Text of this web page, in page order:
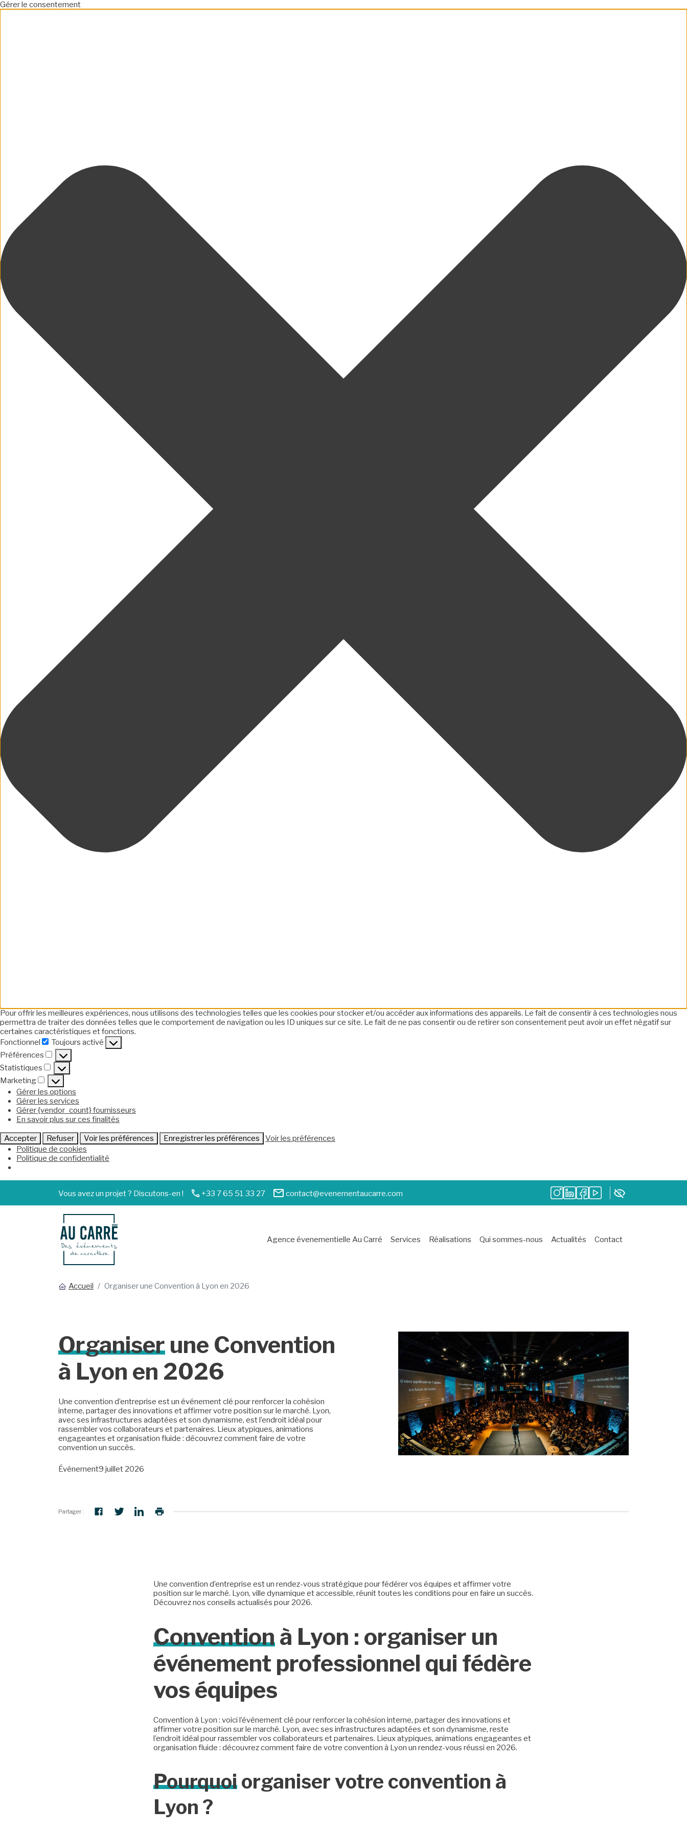
Gérer le consentement
Pour offrir les meilleures expériences, nous utilisons des technologies telles que les cookies pour stocker et/ou accéder aux informations des appareils. Le fait de consentir à ces technologies nous
permettra de traiter des données telles que le comportement de navigation ou les ID uniques sur ce site. Le fait de ne pas consentir ou de retirer son consentement peut avoir un effet négatif sur
certaines caractéristiques et fonctions.
Fonctionnel
Fonctionnel
Toujours activé
Préférences
Préférences
Statistiques
Statistiques
Marketing
Marketing
Gérer les options
Gérer les services
Gérer {vendor_count} fournisseurs
En savoir plus sur ces finalités
Accepter Refuser Voir les préférences Enregistrer les préférences
Voir les préférences
Politique de cookies
Politique de confidentialité
Vous avez un projet ? Discutons-en ! +33 7 65 51 33 27 contact@evenementaucarre.com
Agence évenementielle Au Carré Services Réalisations Qui sommes-nous Actualités Contact
Accueil Organiser une Convention à Lyon en 2026
Organiser une Convention
à Lyon en 2026
Une convention d’entreprise est un événement clé pour renforcer la cohésion
interne, partager des innovations et affirmer votre position sur le marché. Lyon,
avec ses infrastructures adaptées et son dynamisme, est l’endroit idéal pour
rassembler vos collaborateurs et partenaires. Lieux atypiques, animations
engageantes et organisation fluide : découvrez comment faire de votre
convention un succès.
Événement9 juillet 2026
Partager :
Une convention d’entreprise est un rendez-vous stratégique pour fédérer vos équipes et affirmer votre
position sur le marché. Lyon, ville dynamique et accessible, réunit toutes les conditions pour en faire un succès.
Découvrez nos conseils actualisés pour 2026.
Conventionà Lyon : organiser un
événement professionnel qui fédère
vos équipes
Convention à Lyon : voici l’événement clé pour renforcer la cohésion interne, partager des innovations et
affirmer votre position sur le marché. Lyon, avec ses infrastructures adaptées et son dynamisme, reste
l’endroit idéal pour rassembler vos collaborateurs et partenaires. Lieux atypiques, animations engageantes et
organisation fluide : découvrez comment faire de votre convention à Lyon un rendez-vous réussi en 2026.
Pourquoiorganiser votre convention à
Lyon ?